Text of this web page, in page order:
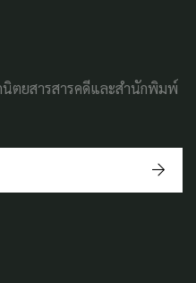
นิตยสารสารคดีและสำนักพิมพ์